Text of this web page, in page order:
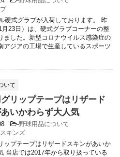
硬式グラブが入荷しております。 昨
月23日）は、硬式グラブコーナーの整
ました。新型コロナウイルス感染症の
アジアの工場で生産しているスポーツ
いて
リップテープはリザード
いかわらず大人気
-野球用品について
キンズ
ップテープはリザードスキンがあいか
当店では2017年から取り扱っている